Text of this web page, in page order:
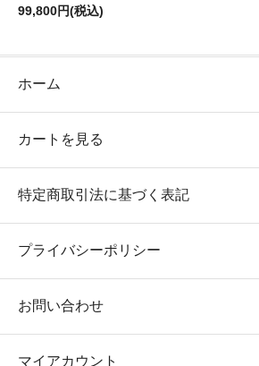
99,800円(税込)
ホーム
カートを見る
特定商取引法に基づく表記
プライバシーポリシー
お問い合わせ
マイアカウント